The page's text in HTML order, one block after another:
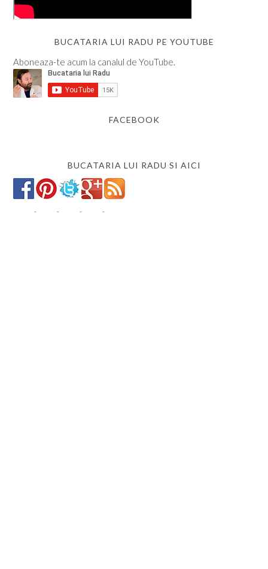
BUCATARIA LUI RADU PE YOUTUBE
Aboneaza-te acum la canalul de YouTube.
FACEBOOK
BUCATARIA LUI RADU SI AICI